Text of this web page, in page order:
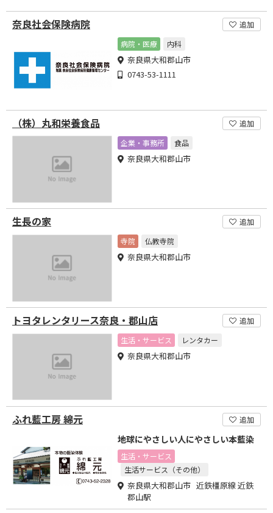
奈良社会保険病院
追加
病院・医療
内科
奈良県大和郡山市
0743-53-1111
（株）丸和栄養食品
追加
企業・事務所
食品
奈良県大和郡山市
生長の家
追加
寺院
仏教寺院
奈良県大和郡山市
トヨタレンタリース奈良・郡山店
追加
生活・サービス
レンタカー
奈良県大和郡山市
ふれ藍工房 綿元 追加
地球にやさしい人にやさしい本藍染
生活・サービス
生活サービス（その他）
奈良県大和郡山市 近鉄橿原線 近鉄
郡山駅